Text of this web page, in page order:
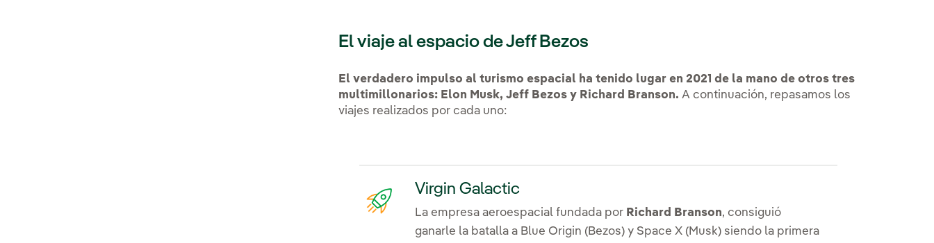
El viaje al espacio de Jeff Bezos
El verdadero impulso al turismo espacial ha tenido lugar en 2021 de la mano de otros tres
multimillonarios: Elon Musk, Jeff Bezos y Richard Branson. A continuación, repasamos los
viajes realizados por cada uno:
Virgin Galactic
La empresa aeroespacial fundada por Richard Branson, consiguió
ganarle la batalla a Blue Origin (Bezos) y Space X (Musk) siendo la primera